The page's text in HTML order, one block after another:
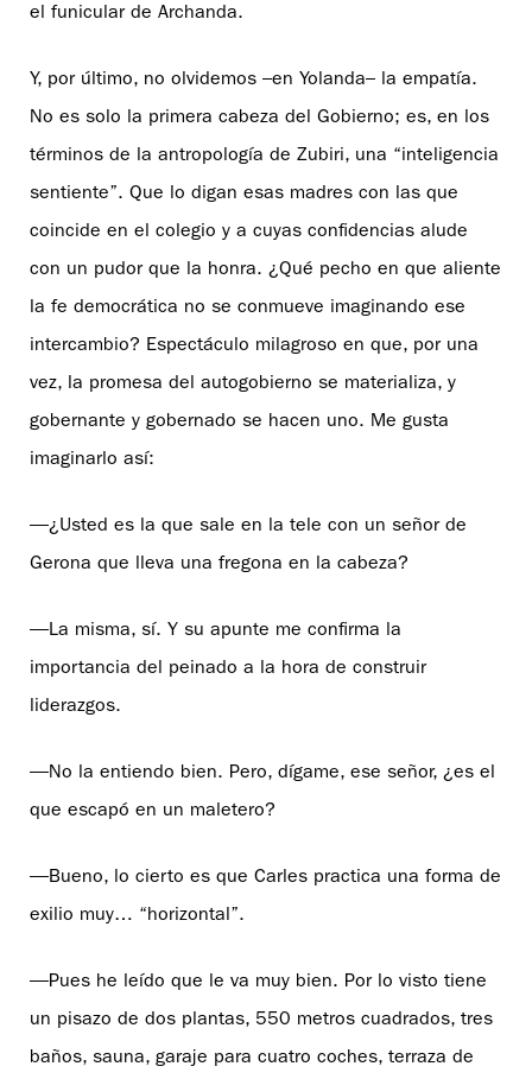
el funicular de Archanda.
Y, por último, no olvidemos –en Yolanda– la empatía.
No es solo la primera cabeza del Gobierno; es, en los
términos de la antropología de Zubiri, una “inteligencia
sentiente”. Que lo digan esas madres con las que
coincide en el colegio y a cuyas confidencias alude
con un pudor que la honra. ¿Qué pecho en que aliente
la fe democrática no se conmueve imaginando ese
intercambio? Espectáculo milagroso en que, por una
vez, la promesa del autogobierno se materializa, y
gobernante y gobernado se hacen uno. Me gusta
imaginarlo así:
—¿Usted es la que sale en la tele con un señor de
Gerona que lleva una fregona en la cabeza?
—La misma, sí. Y su apunte me confirma la
importancia del peinado a la hora de construir
liderazgos.
—No la entiendo bien. Pero, dígame, ese señor, ¿es el
que escapó en un maletero?
—Bueno, lo cierto es que Carles practica una forma de
exilio muy… “horizontal”.
—Pues he leído que le va muy bien. Por lo visto tiene
un pisazo de dos plantas, 550 metros cuadrados, tres
baños, sauna, garaje para cuatro coches, terraza de